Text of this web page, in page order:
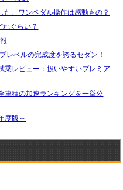
た。ワンペダル操作は感動もの？
ぐらい？
レベルの完成度を誇るセダン！
乗レビュー：扱いやすいプレミア
車種の加速ランキングを一挙公
度版～